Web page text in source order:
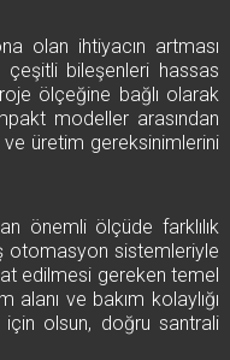
olan ihtiyacın artması
bileşenleri hassas
ölçeğine bağlı olarak
modeller arasından
ve üretim gereksinimlerini
önemli ölçüde farklılık
otomasyon sistemleriyle
edilmesi gereken temel
alanı ve bakım kolaylığı
olsun, doğru santrali